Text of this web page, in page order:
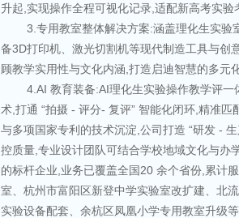
升起,实现操作全程可视化记录,适配新高考实验
3.专用教室整体解决方案:涵盖理化生实
备3D打印机、激光切割机等现代制造工具与创
顾教学实用性与文化内涵,打造启迪智慧的多元
4.AI 教育装备:AI理化生实验操作教学评
术,打通 “拍摄 - 评分- 复评” 智能化闭环,精准
与多项国家专利的技术沉淀,公司打造 “研发 -
控质量,专业设计团队可结合学校地域文化与办
的标杆企业,业务已覆盖全国20 余个省份,累计
室、杭州市富阳区新登中学实验室改扩建、北
实验设备配套、余杭区凤凰小学专用教室升级